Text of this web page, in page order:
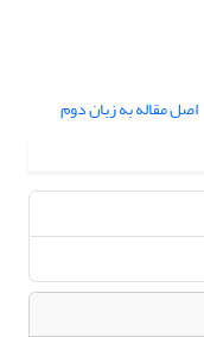
اصل مقاله به زبان دوم